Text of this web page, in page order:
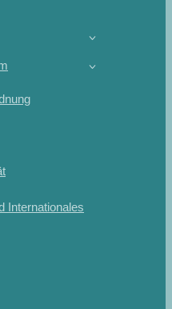
Internationales